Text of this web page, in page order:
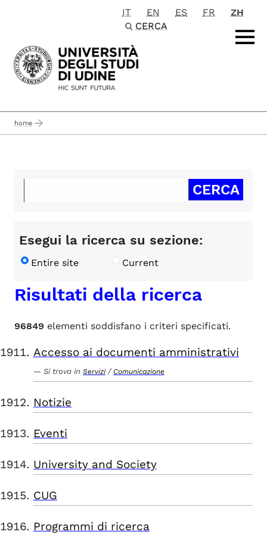
Passa al contenuto principale
IT EN ES FR
ZH
CERCA
home
Esegui la ricerca su sezione:
Entire site Current
Risultati della ricerca
96849 elementi soddisfano i criteri specificati.
Accesso ai documenti amministrativi
Si trova in Servizi / Comunicazione
Notizie
Eventi
University and Society
CUG
Programmi di ricerca